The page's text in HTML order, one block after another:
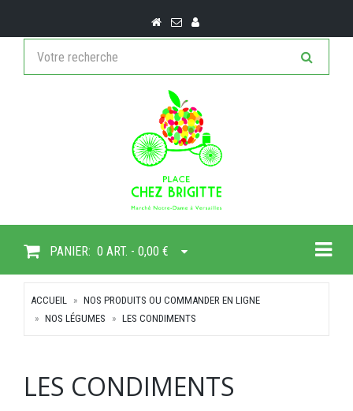
PANIER: 0 ART. - 0,00 €
ACCUEIL
NOS PRODUITS OU COMMANDER EN LIGNE
NOS LÉGUMES
LES CONDIMENTS
LES CONDIMENTS